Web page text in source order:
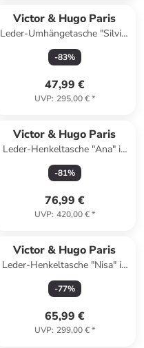
Victor & Hugo Paris
Leder-Umhängetasche "Silvia"
in Schwarz - (B)27 x (H)18 x
(T)7 cm
-83%
47,99 €
UVP: 295,00 €*
Victor & Hugo Paris
Leder-Henkeltasche "Ana" in
Rot (B)35 x (H)27 x (T)13,5
cm
-81%
76,99 €
UVP: 420,00 €*
Victor & Hugo Paris
Leder-Henkeltasche "Nisa" in
Grün - (B)31 x (T)14 cm
-77%
65,99 €
UVP: 299,00 €*